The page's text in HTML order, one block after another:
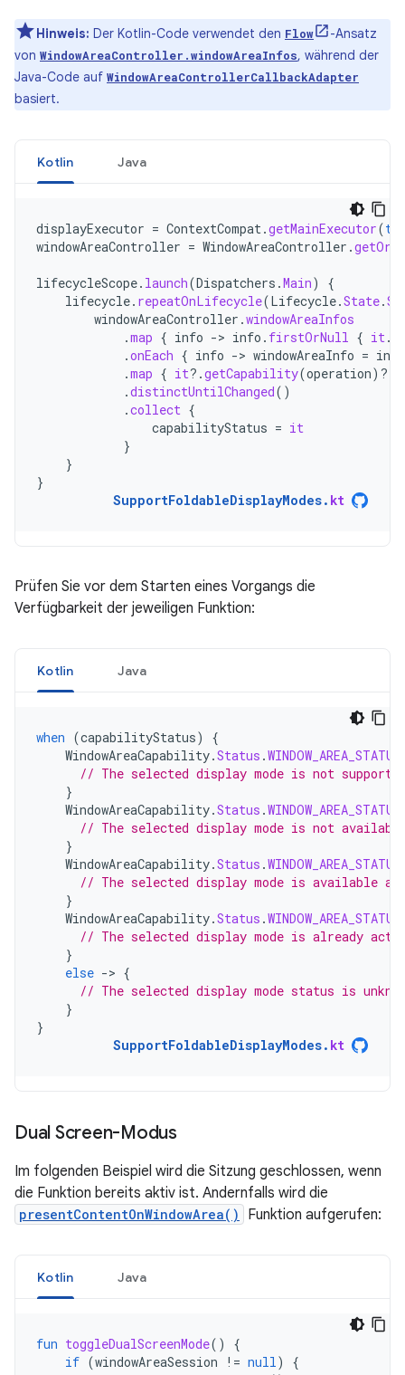
Hinweis: Der Kotlin-Code verwendet den Flow
-Ansatz
von WindowAreaController.windowAreaInfos, während der
Java-Code auf WindowAreaControllerCallbackAdapter
basiert.
Kotlin Java
displayExecutor = ContextCompat.getMainExecutor(
windowAreaController = WindowAreaController .
lifecycleScope. launch(Dispatchers .Main)
{
lifecycle. repeatOnLifecycle(Lifecycle.State.
windowAreaController .windowAreaInfos
.map { info -> info . firstOrNull { it.
.onEach { info -> windowAreaInfo = info
.map { it?.getCapability(operation) ?.
.distinctUntilChanged()
.collect {
capabilityStatus = it
}
}
}
SupportFoldableDisplayModes. kt
Prüfen Sie vor dem Starten eines Vorgangs die
Verfügbarkeit der jeweiligen Funktion:
Kotlin Java
when (capabilityStatus)
{
WindowAreaCapability.Status .
// The selected display mode is not
}
WindowAreaCapability.Status .
// The selected display mode is not
}
WindowAreaCapability.Status .
// The selected display mode is available
}
WindowAreaCapability.Status .
// The selected display mode is already
}
else -> {
// The selected display mode status is
}
}
SupportFoldableDisplayModes. kt
Dual Screen-Modus
Im folgenden Beispiel wird die Sitzung geschlossen, wenn
die Funktion bereits aktiv ist. Andernfalls wird die
presentContentOnWindowArea() Funktion aufgerufen:
Kotlin Java
fun toggleDualScreenMode()
{
if (windowAreaSession != null)
{